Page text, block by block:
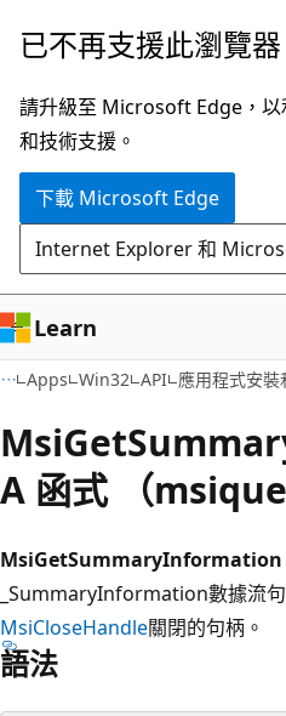
跳
主
要
內
已不再支援此瀏覽器
請升級至 Microsoft Edge，
和技術支援。
下載 Microsoft Edge
Internet Explorer 和
Learn
Apps Win32 API 應用程式安裝
A 函式 （
MsiGetSummaryInformation
_SummaryInformation數據流
MsiCloseHandle關閉的句柄。
語法